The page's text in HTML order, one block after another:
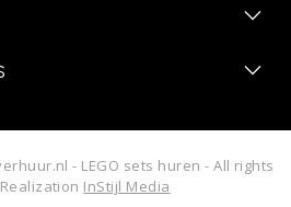
- LEGO sets huren - All rights
InStijl Media